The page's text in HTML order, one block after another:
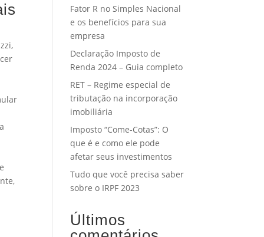
Fator R no Simples Nacional
e os benefícios para sua
empresa
Declaração Imposto de
Renda 2024 – Guia completo
RET – Regime especial de
tributação na incorporação
imobiliária
Imposto “Come-Cotas”: O
que é e como ele pode
afetar seus investimentos
Tudo que você precisa saber
sobre o IRPF 2023
Últimos